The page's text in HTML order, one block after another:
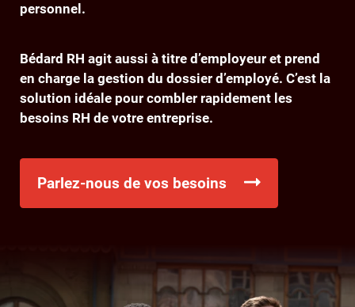
personnel.
Bédard RH agit aussi à titre d’employeur et prend
en charge la gestion du dossier d’employé. C’est la
solution idéale pour combler rapidement les
besoins RH de votre entreprise.
Parlez-nous de vos besoins